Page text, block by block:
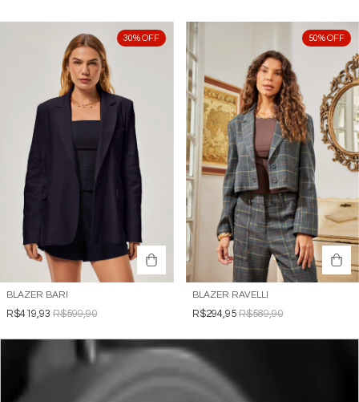
30%OFF
BLAZER BARI
R$419,93 R$599,90
50%OFF
BLAZER RAVELLI
R$294,95 R$589,90